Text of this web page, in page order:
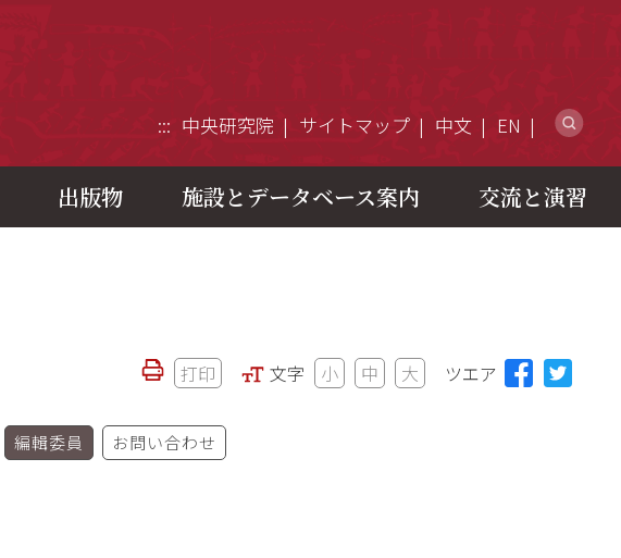
::: 中央研究院 サイトマップ 中文 EN
出版物 施設とデータベース案内 交流と演習
打印 文字 小 中 大 ツエア
編輯委員 お問い合わせ